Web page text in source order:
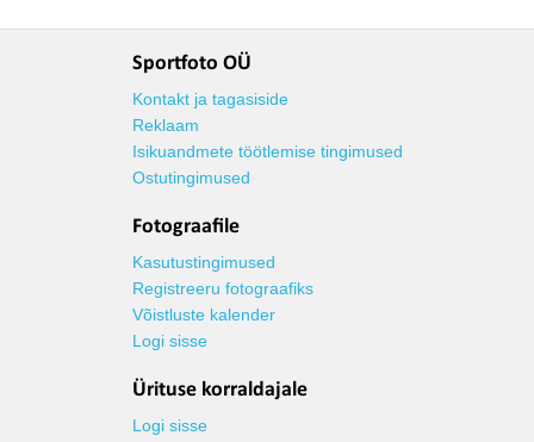
Sportfoto OÜ
Kontakt ja tagasiside
Reklaam
Isikuandmete töötlemise tingimused
Ostutingimused
Fotograafile
Kasutustingimused
Registreeru fotograafiks
Võistluste kalender
Logi sisse
Ürituse korraldajale
Logi sisse